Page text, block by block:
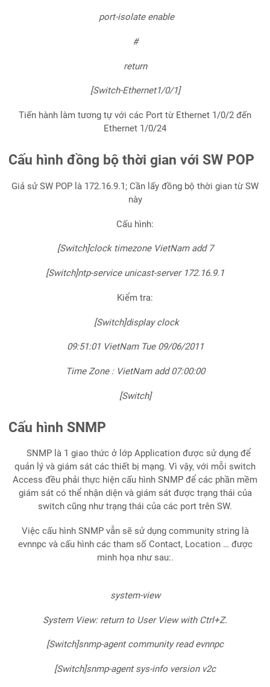
port-isolate enable
#
return
[Switch-Ethernet1/0/1]
Tiến hành làm tương tự với các Port từ Ethernet 1/0/2 đến
Ethernet 1/0/24
Cấu hình đồng bộ thời gian với SW POP
Giả sử SW POP là 172.16.9.1; Cần lấy đồng bộ thời gian từ SW
này
Cấu hình:
[Switch]clock timezone VietNam add 7
[Switch]ntp-service unicast-server 172.16.9.1
Kiểm tra:
[Switch]display clock
09:51:01 VietNam Tue 09/06/2011
Time Zone : VietNam add 07:00:00
[Switch]
Cấu hình SNMP
SNMP là 1 giao thức ở lớp Application được sử dụng để
quản lý và giám sát các thiết bị mạng. Vì vậy, với mỗi switch
Access đều phải thực hiện cấu hình SNMP để các phần mềm
giám sát có thể nhận diện và giám sát được trạng thái của
switch cũng như trạng thái của các port trên SW.
Việc cấu hình SNMP vẫn sẽ sử dụng community string là
evnnpc và cấu hình các tham số Contact, Location … được
minh họa như sau:.
system-view
System View: return to User View with Ctrl+Z.
[Switch]snmp-agent community read evnnpc
[Switch]snmp-agent sys-info version v2c